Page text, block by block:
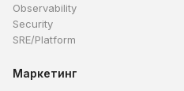
Observability
Security
SRE/Platform
Маркетинг